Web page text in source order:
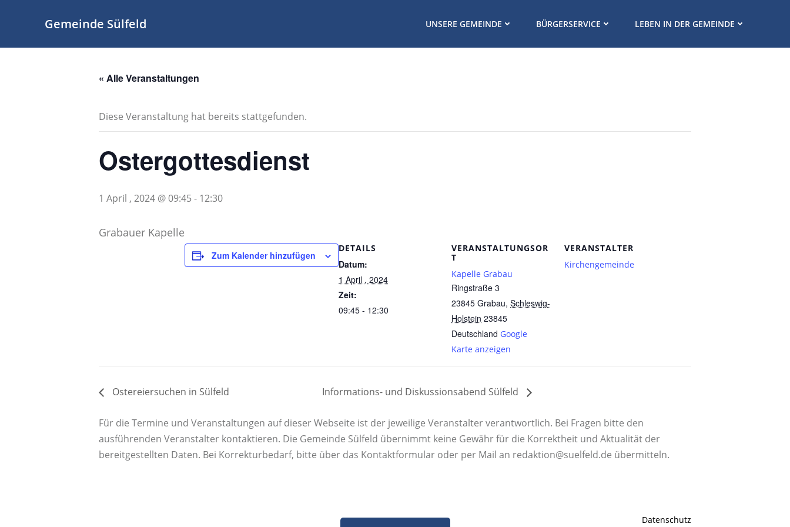
Gemeinde Sülfeld UNSERE GEMEINDE BÜRGERSERVICE LEBEN IN DER GEMEINDE
« Alle Veranstaltungen
Diese Veranstaltung hat bereits stattgefunden.
Ostergottesdienst
1 April , 2024 @ 09:45- 12:30
Grabauer Kapelle
Zum Kalender hinzufügen
DETAILS
Datum:
1 April , 2024
Zeit:
09:45 - 12:30
VERANSTALTUNGSOR
T
Kapelle Grabau
Ringstraße 3
23845 Grabau, Schleswig-
Holstein 23845
Deutschland Google
Karte anzeigen
VERANSTALTER
Kirchengemeinde
Ostereiersuchen in Sülfeld Informations- und Diskussionsabend Sülfeld
Für die Termine und Veranstaltungen auf dieser Webseite ist der jeweilige Veranstalter verantwortlich. Bei Fragen bitte den
ausführenden Veranstalter kontaktieren. Die Gemeinde Sülfeld übernimmt keine Gewähr für die Korrektheit und Aktualität der
bereitgestellten Daten. Bei Korrekturbedarf, bitte über das Kontaktformular oder per Mail an redaktion@suelfeld.de übermitteln.
Datenschutz